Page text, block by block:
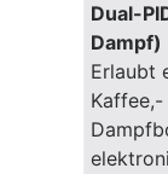
Dual-
Dampf)
Erlaubt